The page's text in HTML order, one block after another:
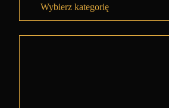
Wybierz kategorię